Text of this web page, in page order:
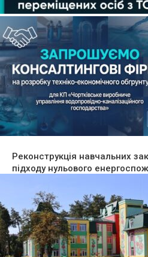
Реконструкція навчальних
підходу нульового